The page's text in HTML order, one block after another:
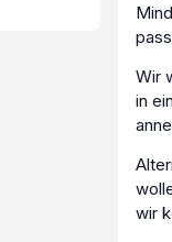
Wir
in
wir